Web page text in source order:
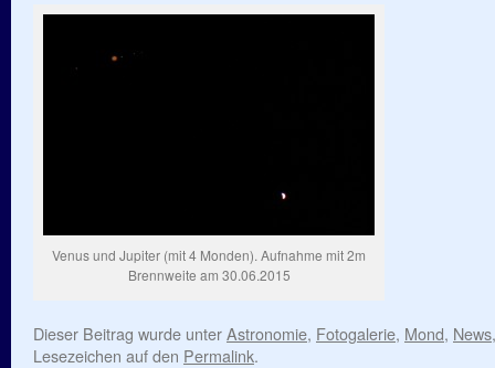
Venus und Jupiter (mit 4 Monden). Aufnahme mit 2m
Brennweite am 30.06.2015
Dieser Beitrag wurde unterAstronomie, Fotogalerie, Mond, News
Lesezeichen auf den Permalink.